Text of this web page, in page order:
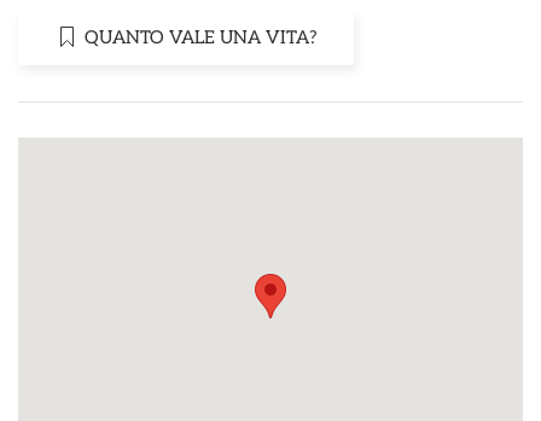
QUANTO VALE UNA VITA?